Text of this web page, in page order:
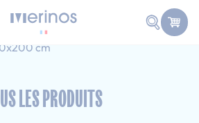
Faire
Double
cm
LES PRODUITS